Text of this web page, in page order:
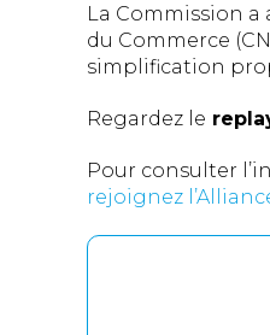
La Commission a
du Commerce
simplification
Regardez le
Pour consulter
rejoignez